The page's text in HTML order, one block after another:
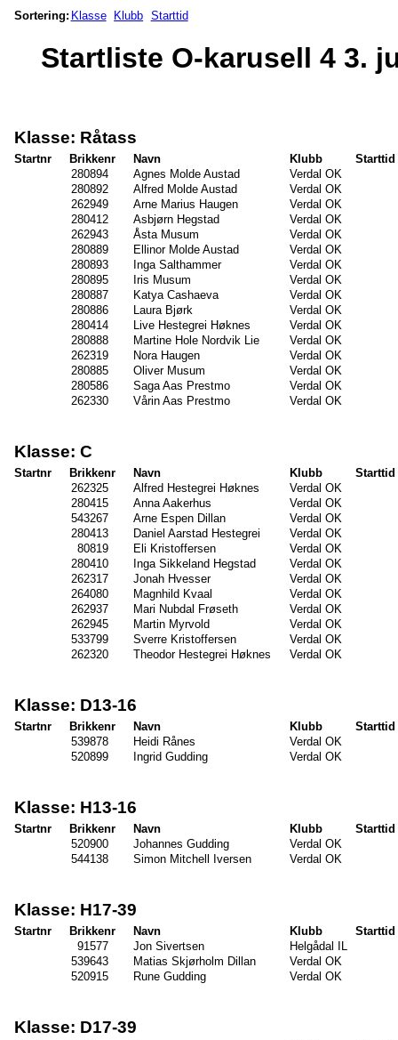
Sortering: Klasse Klubb Starttid
Startliste O-karusell 4 3.
Klasse: Råtass
Startnr Brikkenr Navn Klubb
Starttid
280894
Agnes Molde Austad
Verdal OK
280892
Alfred Molde Austad
Verdal OK
262949
Arne Marius Haugen
Verdal OK
280412
Asbjørn Hegstad
Verdal OK
262943
Åsta Musum
Verdal OK
280889
Ellinor Molde Austad
Verdal OK
280893
Inga Salthammer
Verdal OK
280895
Iris Musum
Verdal OK
280887
Katya Cashaeva
Verdal OK
280886
Laura Bjørk
Verdal OK
280414
Live Hestegrei Høknes
Verdal OK
280888
Martine Hole Nordvik Lie
Verdal OK
262319
Nora Haugen
Verdal OK
280885
Oliver Musum
Verdal OK
280586
Saga Aas Prestmo
Verdal OK
262330
Vårin Aas Prestmo Verdal OK
Klasse: C
Startnr Brikkenr Navn Klubb
Starttid
262325
Alfred Hestegrei Høknes
Verdal OK
280415
Anna Aakerhus
Verdal OK
543267
Arne Espen Dillan
Verdal OK
280413
Daniel Aarstad Hestegrei
Verdal OK
80819
Eli Kristoffersen
Verdal OK
280410
Inga Sikkeland Hegstad
Verdal OK
262317
Jonah Hvesser
Verdal OK
264080
Magnhild Kvaal
Verdal OK
262937
Mari Nubdal Frøseth
Verdal OK
262945
Martin Myrvold
Verdal OK
533799
Sverre Kristoffersen
Verdal OK
262320
Theodor Hestegrei Høknes Verdal OK
Klasse: D13-16
Startnr Brikkenr Navn Klubb
Starttid
539878
Heidi Rånes
Verdal OK
520899
Ingrid Gudding Verdal OK
Klasse: H13-16
Startnr Brikkenr Navn Klubb
Starttid
520900
Johannes Gudding
Verdal OK
544138
Simon Mitchell Iversen Verdal OK
Klasse: H17-39
Startnr Brikkenr Navn Klubb
Starttid
91577
Jon Sivertsen
Helgådal IL
539643
Matias Skjørholm Dillan
Verdal OK
520915
Rune Gudding Verdal OK
Klasse: D17-39